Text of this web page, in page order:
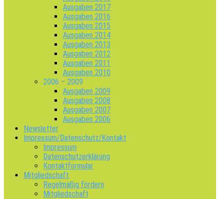
Ausgaben 2017
Ausgaben 2016
Ausgaben 2015
Ausgaben 2014
Ausgaben 2013
Ausgaben 2012
Ausgaben 2011
Ausgaben 2010
2006 – 2009
Ausgaben 2009
Ausgaben 2008
Ausgaben 2007
Ausgaben 2006
Newsletter
Impressum/Datenschutz/Kontakt
Impressum
Datenschutzerklärung
Kontaktformular
Mitgliedschaft
Regelmäßig fördern
Mitgliedschaft